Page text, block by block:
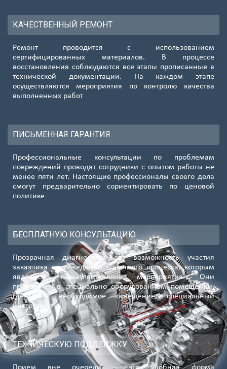
КАЧЕСТВЕННЫЙ РЕМОНТ
Ремонт проводится с использованием
сертифицированных материалов. В процессе
восстановления соблюдаются все этапы прописанные в
технической документации. На каждом этапе
осуществляются мероприятия по контролю качества
выполненных работ
ПИСЬМЕННАЯ ГАРАНТИЯ
Профессиональные консультации по проблемам
повреждений проводят сотрудники с опытом работы не
менее пяти лет. Настоящие профессионалы своего дела
смогут предварительно сориентировать по ценовой
политике
БЕСПЛАТНУЮ КОНСУЛЬТАЦИЮ
Прозрачная диагностика это возможность участия
заказчика в проведении конечного процесса, которым
являются калькуляционные мероприятия. Они
проводятся в специально оборудованном помещении,
где есть необходимое освещение, специальный
инструмент
ТЕХНИЧЕСКУЮ ПОДДЕРЖКУ